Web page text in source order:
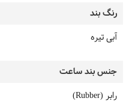
رنگ بند
آبی تیره
جنس بند ساعت
رابر (Rubber)